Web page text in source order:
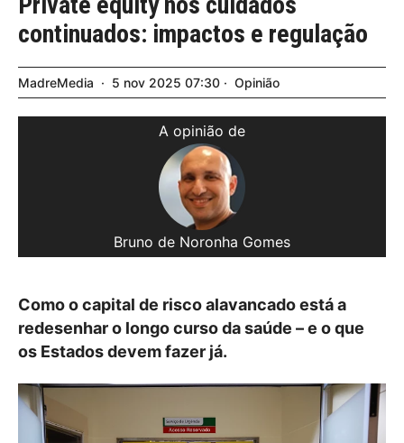
continuados: impactos e regulação
MadreMedia 5 nov 2025 07:30 Opinião
A opinião de
Bruno de Noronha Gomes
Como o capital de risco alavancado está a
redesenhar o longo curso da saúde – e o que
os Estados devem fazer já.